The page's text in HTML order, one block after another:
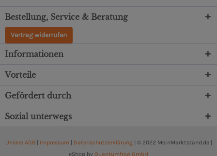
Bestellung, Service & Beratung
Vertrag widerrufen
Informationen
Vorteile
Gefördert durch
Sozial unterwegs
Unsere AGB| Impressum Datenschutzerklärung| © 2022 MeinMarktstand.de |
eShop by Quantumfrog GmbH